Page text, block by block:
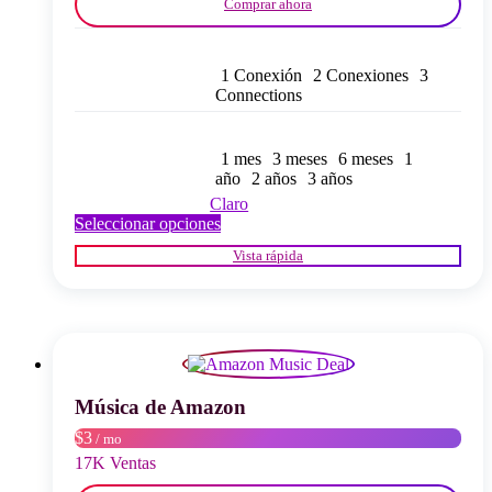
Comprar ahora
1 Conexión 2 Conexiones 3
Connections
1 mes 3 meses 6 meses
1
año
2 años 3 años
Claro
Seleccionar opcionesEste
producto
tiene
se
pueden
elegir
en
Vista rápida
Música de Amazon
$3 / mo
17K Ventas